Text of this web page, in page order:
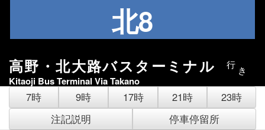
北8
高野・北大路バスターミナル 行 き
Kitaoji Bus Terminal Via Takano
7時 9時 17時 21時
23時
注記説明
停車停留所